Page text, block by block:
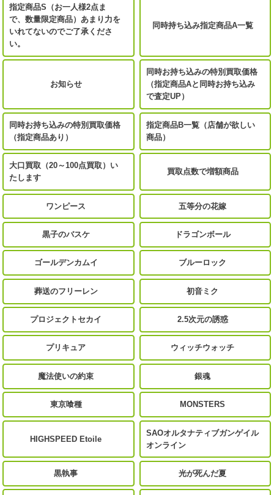
指定商品S（お一人様2点ま
で、数量限定商品）あまり力を
いれてないのでご了承くださ
い。
同時持ち込み指定商品A一覧
お知らせ
同時お持ち込みの特別買取価格
（指定商品Aと同時お持ち込み
で査定UP）
同時お持ち込みの特別買取価格
（指定商品あり）
指定商品B一覧（店舗が欲しい
商品）
大口買取（20～100点買取）い
たします
買取点数で増額商品
ワンピース 五等分の花嫁
黒子のバスケ ドラゴンボール
ゴールデンカムイ ブルーロック
葬送のフリーレン 初音ミク
プロジェクトセカイ 2.5次元の誘惑
プリキュア ウィッチウォッチ
魔法使いの約束 銀魂
東京喰種 MONSTERS
HIGHSPEED Etoile
SAOオルタナティブガンゲイル
オンライン
黒執事 光が死んだ夏